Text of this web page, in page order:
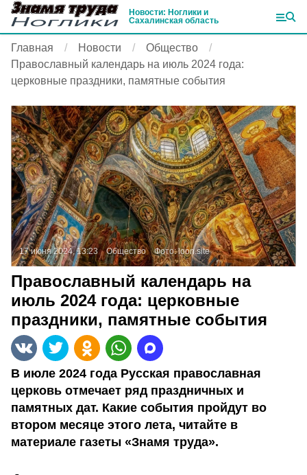
Новости: Ноглики и
Сахалинская область
Главная Новости
Общество
Православный календарь на июль 2024 года:
церковные праздники, памятные события
17 июня 2024, 13:23 Общество Фото:loon.site
Православный календарь на
июль 2024 года: церковные
праздники, памятные события
В июле 2024 года Русская православная
церковь отмечает ряд праздничных и
памятных дат. Какие события пройдут во
втором месяце этого лета, читайте в
материале газеты «Знамя труда».